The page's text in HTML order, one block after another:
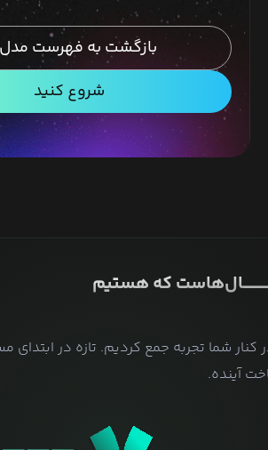
بازگشت به فهرست
شروع کنید
که هستیم
کنار شما تجربه جمع کردیم. تازه در ابتدای
آینده.